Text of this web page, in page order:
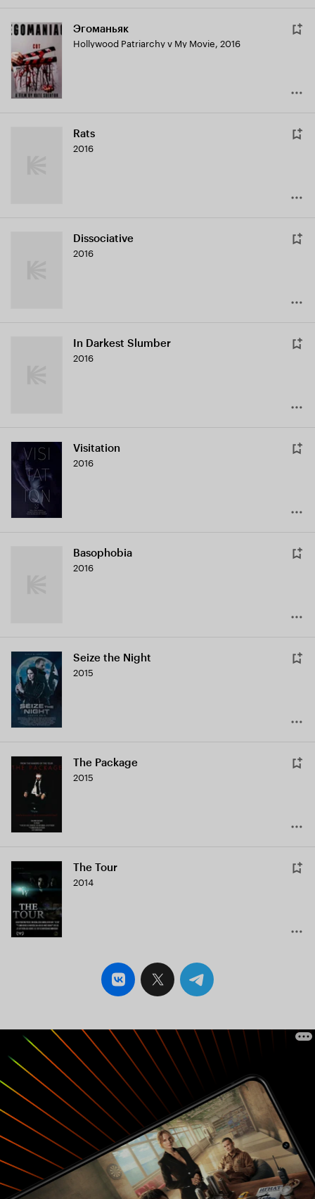
Эгоманьяк
Hollywood Patriarchy v My Movie, 2016
Rats
2016
Dissociative
2016
In Darkest Slumber
2016
Visitation
2016
Basophobia
2016
Seize the Night
2015
The Package
2015
The Tour
2014